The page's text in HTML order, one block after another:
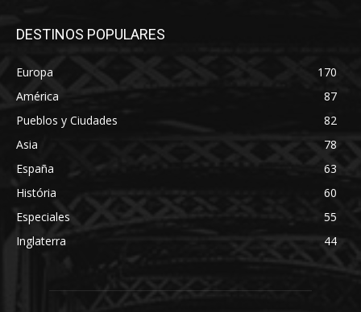
DESTINOS POPULARES
Europa
170
América
87
Pueblos y Ciudades
82
Asia
78
España
63
História
60
Especiales
55
Inglaterra
44